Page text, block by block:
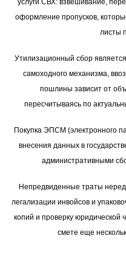
услуги СВХ: взвешивание,
оформление пропусков,
листы
Утилизационный сбор
самоходного механизма,
пошлины зависит от
пересчитываясь по
Покупка ЭПСМ (электронного
внесения данных в
административными
Непредвиденные траты
легализации инвойсов и
копий и проверку юридической
смете еще